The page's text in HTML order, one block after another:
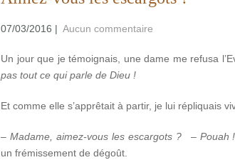
07/03/2016 | Aucun commentaire
Un jour que je témoignais, une dame me refusa
pas tout ce qui parle de Dieu !
Et comme elle s’apprêtait à partir, je lui répliquais
– Madame, aimez-vous les escargots ? – Pouah
un frémissement de dégoût.